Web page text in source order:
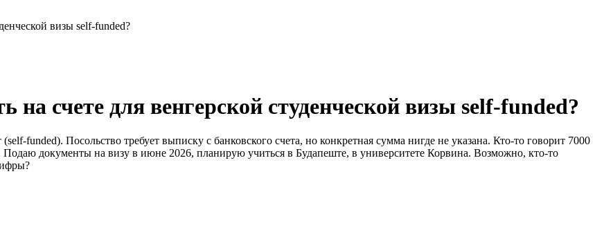
визы self-funded?
на счете для венгерской студенческой визы self-funded?
funded). Посольство требует выписку с банковского счета, но конкретная сумма нигде не указана. Кто-то говорит 7000
документы на визу в июне 2026, планирую учиться в Будапеште, в университете Корвина. Возможно, кто-то